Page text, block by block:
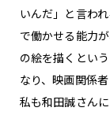
いんだ」と言わ
で働かせる能力
の絵を描くとい
なり、映画関係
私も和田誠さん